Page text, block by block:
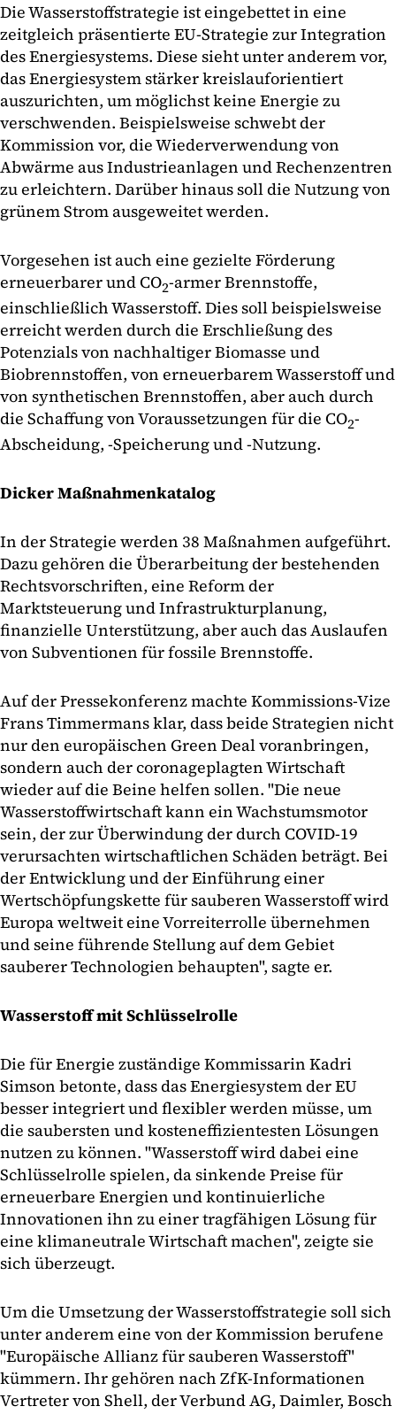
Die Wasserstoffstrategie ist eingebettet in eine
zeitgleich präsentierte EU-Strategie zur Integration
des Energiesystems. Diese sieht unter anderem vor,
das Energiesystem stärker kreislauforientiert
auszurichten, um möglichst keine Energie zu
verschwenden. Beispielsweise schwebt der
Kommission vor, die Wiederverwendung von
Abwärme aus Industrieanlagen und Rechenzentren
zu erleichtern. Darüber hinaus soll die Nutzung von
grünem Strom ausgeweitet werden.
Vorgesehen ist auch eine gezielte Förderung
erneuerbarer und CO2-armer Brennstoffe,
einschließlich Wasserstoff. Dies soll beispielsweise
erreicht werden durch die Erschließung des
Potenzials von nachhaltiger Biomasse und
Biobrennstoffen, von erneuerbarem Wasserstoff und
von synthetischen Brennstoffen, aber auch durch
die Schaffung von Voraussetzungen für die CO2-
Abscheidung, -Speicherung und -Nutzung.
Dicker Maßnahmenkatalog
In der Strategie werden 38 Maßnahmen aufgeführt.
Dazu gehören die Überarbeitung der bestehenden
Rechtsvorschriften, eine Reform der
Marktsteuerung und Infrastrukturplanung,
finanzielle Unterstützung, aber auch das Auslaufen
von Subventionen für fossile Brennstoffe.
Auf der Pressekonferenz machte Kommissions-Vize
Frans Timmermans klar, dass beide Strategien nicht
nur den europäischen Green Deal voranbringen,
sondern auch der coronageplagten Wirtschaft
wieder auf die Beine helfen sollen. "Die neue
Wasserstoffwirtschaft kann ein Wachstumsmotor
sein, der zur Überwindung der durch COVID-19
verursachten wirtschaftlichen Schäden beträgt. Bei
der Entwicklung und der Einführung einer
Wertschöpfungskette für sauberen Wasserstoff wird
Europa weltweit eine Vorreiterrolle übernehmen
und seine führende Stellung auf dem Gebiet
sauberer Technologien behaupten", sagte er.
Wasserstoff mit Schlüsselrolle
Die für Energie zuständige Kommissarin Kadri
Simson betonte, dass das Energiesystem der EU
besser integriert und flexibler werden müsse, um
die saubersten und kosteneffizientesten Lösungen
nutzen zu können. "Wasserstoff wird dabei eine
Schlüsselrolle spielen, da sinkende Preise für
erneuerbare Energien und kontinuierliche
Innovationen ihn zu einer tragfähigen Lösung für
eine klimaneutrale Wirtschaft machen", zeigte sie
sich überzeugt.
Um die Umsetzung der Wasserstoffstrategie soll sich
unter anderem eine von der Kommission berufene
"Europäische Allianz für sauberen Wasserstoff"
kümmern. Ihr gehören nach ZfK-Informationen
Vertreter von Shell, der Verbund AG, Daimler, Bosch